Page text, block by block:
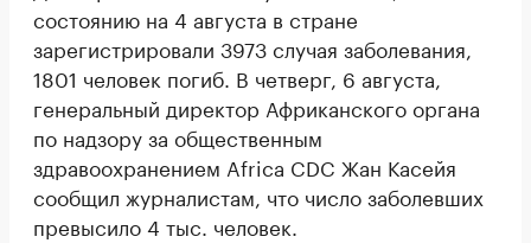
состоянию на 4 августа в стране
зарегистрировали 3973 случая заболевания,
1801 человек погиб. В четверг, 6 августа,
генеральный директор Африканского органа
по надзору за общественным
здравоохранением Africa CDC Жан Касейя
сообщил журналистам, что число заболевших
превысило 4 тыс. человек.